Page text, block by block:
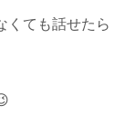
くても話せたら